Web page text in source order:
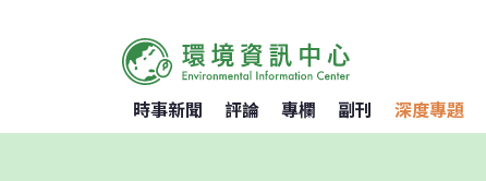
時事新聞 評論 專欄 副刊 深度專題